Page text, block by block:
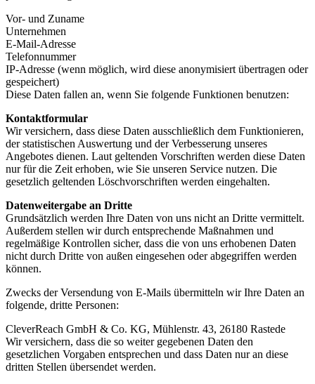
Vor- und Zuname
Unternehmen
E-Mail-Adresse
Telefonnummer
IP-Adresse (wenn möglich, wird diese anonymisiert übertragen oder
gespeichert)
Diese Daten fallen an, wenn Sie folgende Funktionen benutzen:
Kontaktformular
Wir versichern, dass diese Daten ausschließlich dem Funktionieren,
der statistischen Auswertung und der Verbesserung unseres
Angebotes dienen. Laut geltenden Vorschriften werden diese Daten
nur für die Zeit erhoben, wie Sie unseren Service nutzen. Die
gesetzlich geltenden Löschvorschriften werden eingehalten.
Datenweitergabe an Dritte
Grundsätzlich werden Ihre Daten von uns nicht an Dritte vermittelt.
Außerdem stellen wir durch entsprechende Maßnahmen und
regelmäßige Kontrollen sicher, dass die von uns erhobenen Daten
nicht durch Dritte von außen eingesehen oder abgegriffen werden
können.
Zwecks der Versendung von E-Mails übermitteln wir Ihre Daten an
folgende, dritte Personen:
CleverReach GmbH & Co. KG, Mühlenstr. 43, 26180 Rastede
Wir versichern, dass die so weiter gegebenen Daten den
gesetzlichen Vorgaben entsprechen und dass Daten nur an diese
dritten Stellen übersendet werden.